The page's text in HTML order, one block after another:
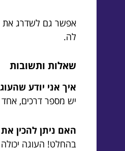
אפשר גם לשדרג את
לה.
שאלות ותשובות
איך אני יודע
יש מספר דרכים, אחד
האם ניתן להכין
בהחלט! העוגה